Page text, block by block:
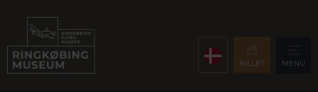
BILLET MENU